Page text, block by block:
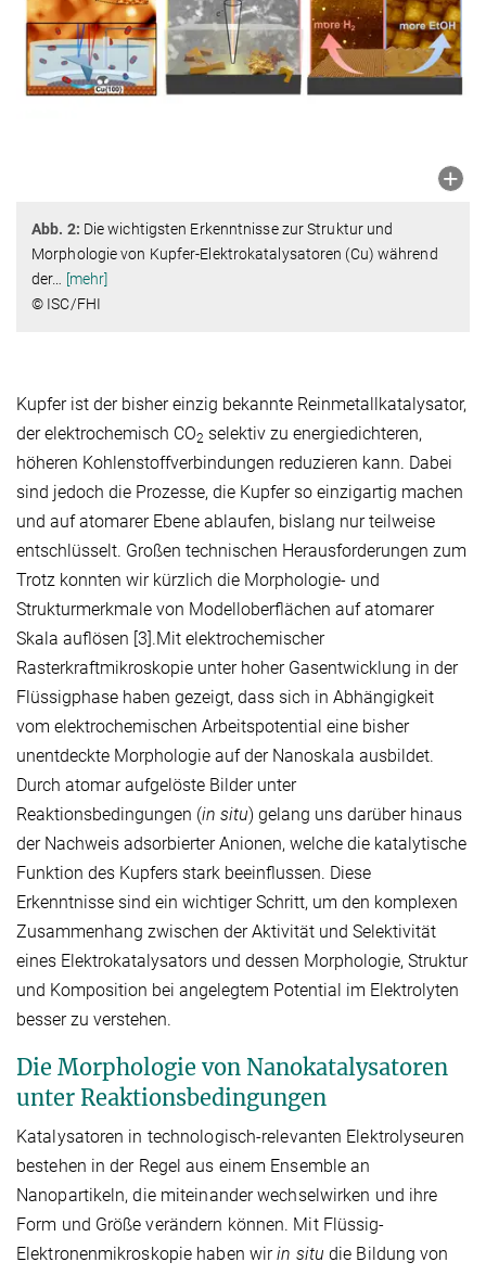
Abb. 2: Die wichtigsten Erkenntnisse zur Struktur und
Morphologie von Kupfer-Elektrokatalysatoren (Cu) während
der…
[mehr]
© ISC/FHI
Kupfer ist der bisher einzig bekannte Reinmetallkatalysator,
der elektrochemisch CO2 selektiv zu energiedichteren,
höheren Kohlenstoffverbindungen reduzieren kann. Dabei
sind jedoch die Prozesse, die Kupfer so einzigartig machen
und auf atomarer Ebene ablaufen, bislang nur teilweise
entschlüsselt. Großen technischen Herausforderungen zum
Trotz konnten wir kürzlich die Morphologie- und
Strukturmerkmale von Modelloberflächen auf atomarer
Skala auflösen [3].Mit elektrochemischer
Rasterkraftmikroskopie unter hoher Gasentwicklung in der
Flüssigphase haben gezeigt, dass sich in Abhängigkeit
vom elektrochemischen Arbeitspotential eine bisher
unentdeckte Morphologie auf der Nanoskala ausbildet.
Durch atomar aufgelöste Bilder unter
Reaktionsbedingungen (in situ) gelang uns darüber hinaus
der Nachweis adsorbierter Anionen, welche die katalytische
Funktion des Kupfers stark beeinflussen. Diese
Erkenntnisse sind ein wichtiger Schritt, um den komplexen
Zusammenhang zwischen der Aktivität und Selektivität
eines Elektrokatalysators und dessen Morphologie, Struktur
und Komposition bei angelegtem Potential im Elektrolyten
besser zu verstehen.
Die Morphologie von Nanokatalysatoren
unter Reaktionsbedingungen
Katalysatoren in technologisch-relevanten Elektrolyseuren
bestehen in der Regel aus einem Ensemble an
Nanopartikeln, die miteinander wechselwirken und ihre
Form und Größe verändern können. Mit Flüssig-
Elektronenmikroskopie haben wirin situ die Bildung von